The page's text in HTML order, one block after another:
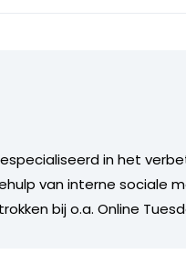
in het
van interne sociale
bij o.a. Online